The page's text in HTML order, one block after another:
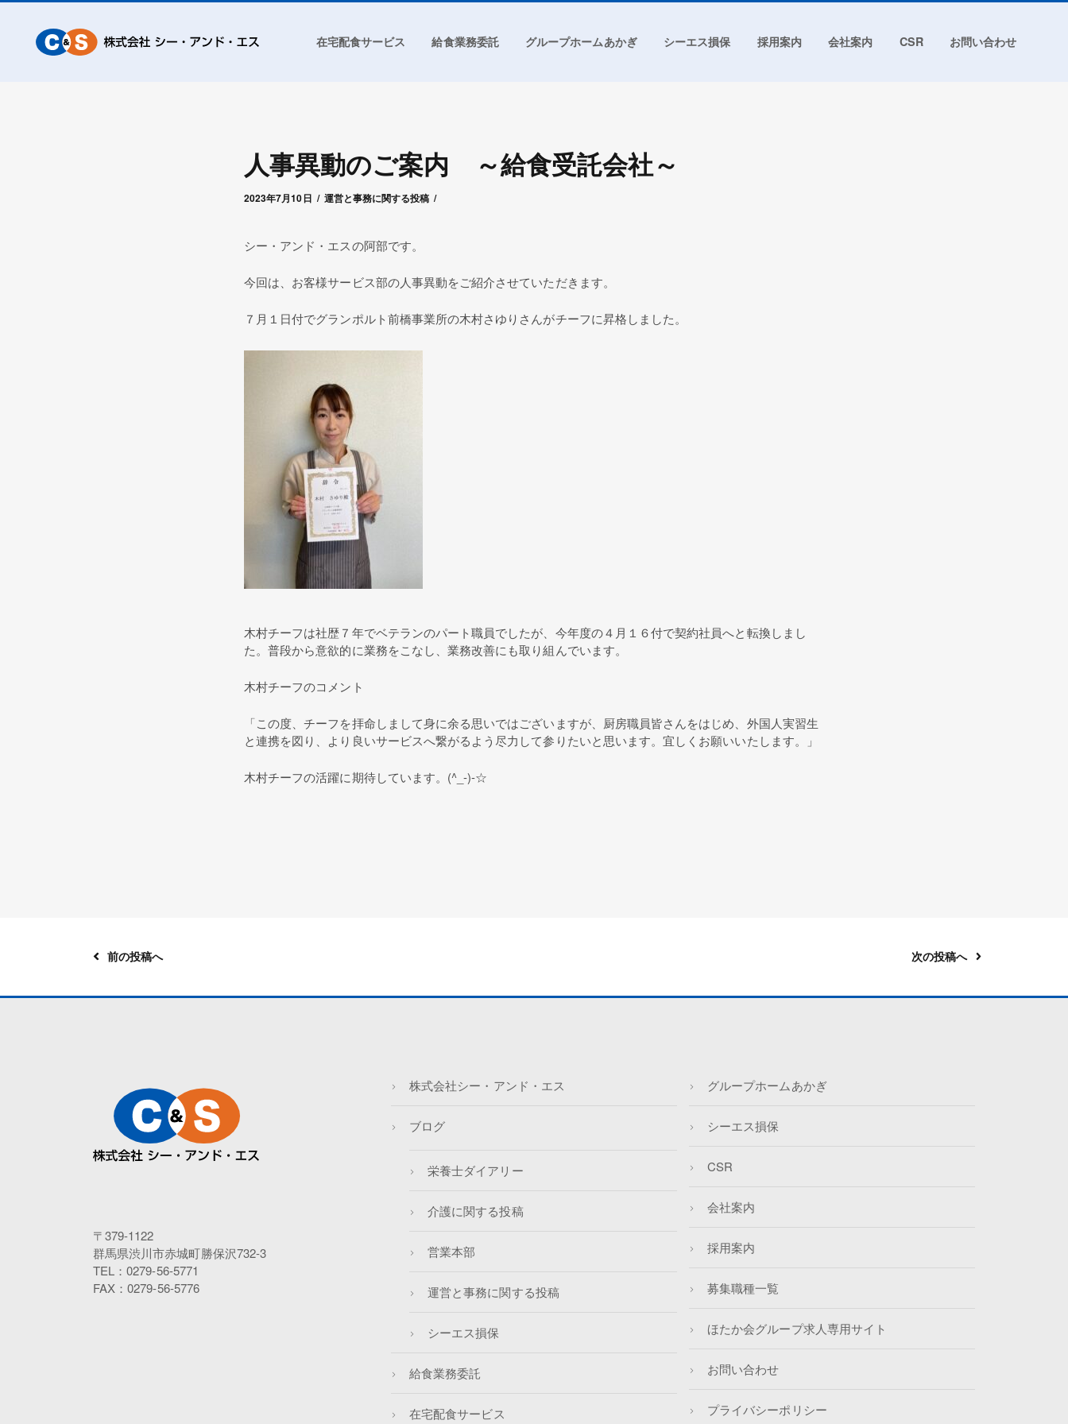
在宅配食サービス 給食業務委託 グループホームあかぎ シーエス損保 採用案内 会社案内 CSR お問い合わせ
人事異動のご案内 ～給食受託会社～
2023年7月10日
2023年9月23日 運営と事務に関する投稿
byシー・アンド・エス管理者
シー・アンド・エスの阿部です。
今回は、お客様サービス部の人事異動をご紹介させていただきます。
７月１日付でグランポルト前橋事業所の木村さゆりさんがチーフに昇格しました。
木村チーフは社歴７年でベテランのパート職員でしたが、今年度の４月１６付で契約社員へと転換しまし
た。普段から意欲的に業務をこなし、業務改善にも取り組んでいます。
木村チーフのコメント
「この度、チーフを拝命しまして身に余る思いではございますが、厨房職員皆さんをはじめ、外国人実習生
と連携を図り、より良いサービスへ繋がるよう尽力して参りたいと思います。宜しくお願いいたします。」
木村チーフの活躍に期待しています。(^_-)-☆
前の投稿へ 次の投稿へ
〒379-1122
群馬県渋川市赤城町勝保沢732-3
TEL：0279-56-5771
FAX：0279-56-5776
株式会社シー・アンド・エス
ブログ
栄養士ダイアリー
介護に関する投稿
営業本部
運営と事務に関する投稿
シーエス損保
給食業務委託
在宅配食サービス
グループホームあかぎ
シーエス損保
CSR
会社案内
採用案内
募集職種一覧
ほたか会グループ求人専用サイト
お問い合わせ
プライバシーポリシー